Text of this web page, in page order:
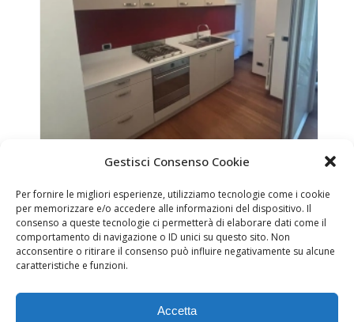
Gestisci Consenso Cookie
Per fornire le migliori esperienze, utilizziamo tecnologie come i cookie
per memorizzare e/o accedere alle informazioni del dispositivo. Il
consenso a queste tecnologie ci permetterà di elaborare dati come il
comportamento di navigazione o ID unici su questo sito. Non
acconsentire o ritirare il consenso può influire negativamente su alcune
caratteristiche e funzioni.
Accetta
ARREDAMENTI ALTAMURA S.N.C. | All right reserved | P. IVA
06701980150 | Sede legale: 20136 Milano via Conchetta, 8 –